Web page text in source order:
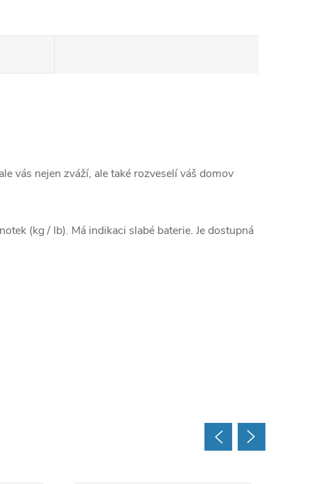
vás nejen zváží, ale také rozveselí váš domov
(kg / lb). Má indikaci slabé baterie. Je dostupná